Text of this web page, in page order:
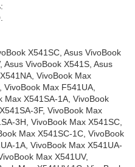
X541SC, Asus VivoBook
Asus VivoBook X541S, Asus
VivoBook Max
Max F541UA,
Max X541SA-1A, VivoBook
3F, VivoBook Max
3H, VivoBook Max X541SC,
Max X541SC-1C, VivoBook
1A, VivoBook Max X541UA-
Max X541UV,